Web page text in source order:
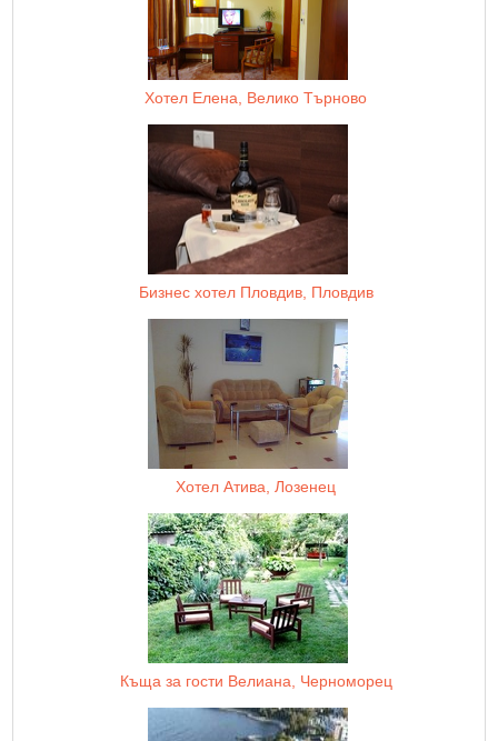
Хотел Елена, Велико Търново
Бизнес хотел Пловдив, Пловдив
Хотел Атива, Лозенец
Къща за гости Велиана, Черноморец